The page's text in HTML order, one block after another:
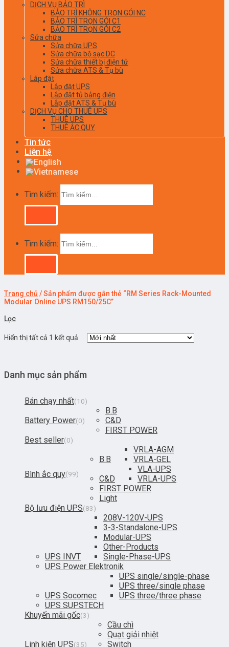
DỊCH VỤ BẢO TRÌ
BẢO TRÌ KHÔNG TRỌN GÓI NC
BẢO TRÌ TRỌN GÓI C1
BẢO TRÌ TRỌN GÓI C2
Sửa chữa
Sửa chữa UPS
Sửa chữa bộ sạc DC
Sửa chữa thiết bị điện tử
Sửa chữa ATS & Tụ bù
Lắp đặt
Lắp đặt UPS
Lắp đặt tủ bảng điện
Lắp đặt ATS & Tụ bù
DỊCH VỤ CHO THUÊ UPS
THUÊ UPS
THUÊ ẮC QUY
Tin tức
Liên hệ
Tìm kiếm:
Tìm kiếm:
Trang chủ /Sản phẩm được gắn thẻ “RM Series Rack-Mounted
Modular Online UPS RM150/25C”
Lọc
Hiển thị tất cả 1 kết quả
Danh mục sản phẩm
Bán chạy nhất(10)
Battery Power(0)
B.B
C&D
FIRST POWER
Best seller(0)
Bình ắc quy(99)
B.B
VRLA-AGM
VRLA-GEL
C&D
VLA-UPS
VRLA-UPS
FIRST POWER
Light
Bộ lưu điện UPS(83)
UPS INVT
208V-120V-UPS
3-3-Standalone-UPS
Modular-UPS
Other-Products
Single-Phase-UPS
UPS Power Elektronik
UPS Socomec
UPS single/single-phase
UPS three/single phase
UPS three/three phase
UPS SUPSTECH
Khuyến mãi gốc(3)
Linh kiện UPS(35)
Cầu chì
Quạt giải nhiệt
Switch